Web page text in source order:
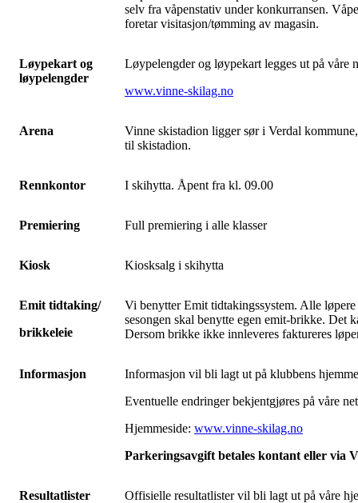
selv fra våpenstativ under konkurransen.
foretar visitasjon/tømming av magasin.
Løypekart og
løypelengder
Løypelengder og løypekart legges ut på våre
www.vinne-skilag.no
Arena
Vinne skistadion ligger sør i Verdal
til skistadion.
Rennkontor I skihytta. Åpent fra kl. 09.00
Premiering Full premiering i alle klasser
Kiosk Kiosksalg i skihytta
Emit tidtaking/
brikkeleie
Vi benytter Emit tidtakingssystem. Alle
sesongen skal benytte egen emit-brikke. Det
Dersom brikke ikke innleveres faktureres
Informasjon
Informasjon vil bli lagt ut på klubbens
Eventuelle endringer bekjentgjøres på våre
Hjemmeside: www.vinne-skilag.no
Parkeringsavgift betales kontant eller via
Resultatlister Offisielle resultatlister vil bli lagt ut på våre